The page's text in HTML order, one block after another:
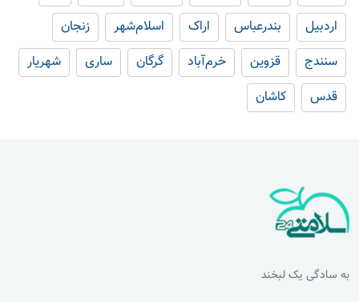
اردبیل
بندرعباس اراک اسلام‌شهر
زنجان
سنندج
قزوین خرم‌آباد گرگان ساری
شهریار
قدس
کاشان
به سادگی یک لبخند